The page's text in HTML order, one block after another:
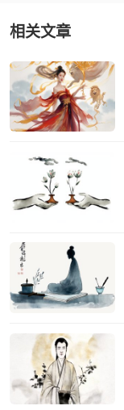
相关文章